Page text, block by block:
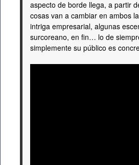
aspecto de borde llega, a partir
cosas van a cambiar en ambos
intriga empresarial, algunas
surcoreano, en fin… lo de
simplemente su público es